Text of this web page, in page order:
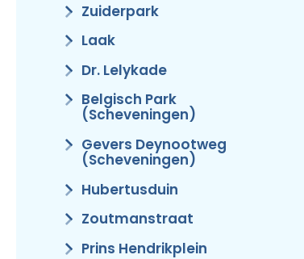
Zuiderpark
Laak
Dr. Lelykade
Belgisch Park
(Scheveningen)
Gevers Deynootweg
(Scheveningen)
Hubertusduin
Zoutmanstraat
Prins Hendrikplein